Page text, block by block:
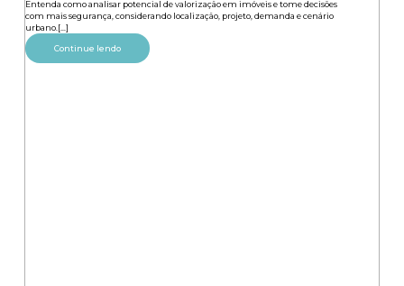
Entenda como analisar potencial de valorização em imóveis e tome decisões
com mais segurança, considerando localização, projeto, demanda e cenário
urbano.[...]
Continue lendo